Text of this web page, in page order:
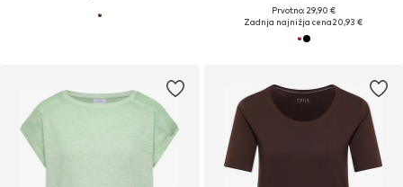
Prvotno: 29,90 €
Zadnja najnižja cena20,93 €